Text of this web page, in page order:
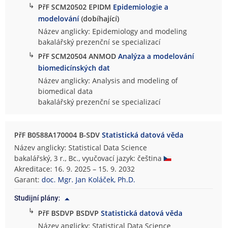
↳ PřF SCM20502 EPIDM Epidemiologie a
modelování(dobíhající)
Název anglicky: Epidemiology and modeling
bakalářský prezenční se specializací
↳ PřF SCM20504 ANMODAnalýza a modelování
biomedicínských dat
Název anglicky: Analysis and modeling of
biomedical data
bakalářský prezenční se specializací
PřF B0588A170004 B-SDVStatistická datová věda
Název anglicky: Statistical Data Science
bakalářský, 3 r., Bc., vyučovací jazyk: čeština
Akreditace: 16. 9. 2025 – 15. 9. 2032
Garant:doc. Mgr. Jan Koláček, Ph.D.
Studijní plány:
↳ PřF BSDVP BSDVPStatistická datová věda
Název anglicky: Statistical Data Science